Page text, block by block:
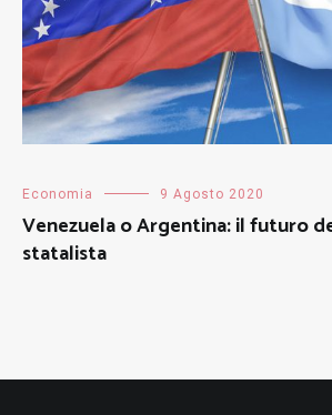
Economia 9 Agosto 2020
Venezuela o Argentina: il futuro
statalista